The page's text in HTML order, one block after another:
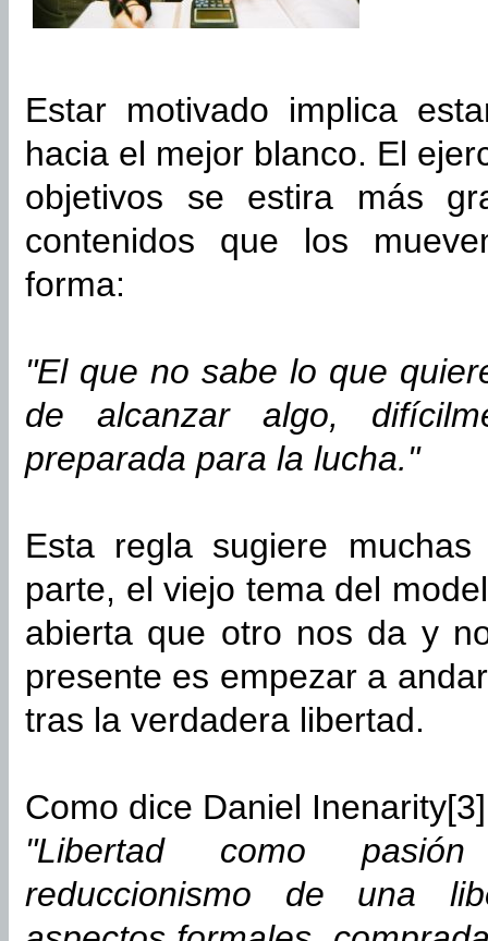
Estar motivado implica
hacia el mejor blanco. El
objetivos se estira más
contenidos que los
forma:
"El que no sabe lo que
de alcanzar algo,
preparada para la lucha."
Esta regla sugiere
parte, el viejo tema del
abierta que otro nos da y
presente es empezar a
tras la verdadera libertad.
Como dice Daniel
"Libertad como
reduccionismo de una